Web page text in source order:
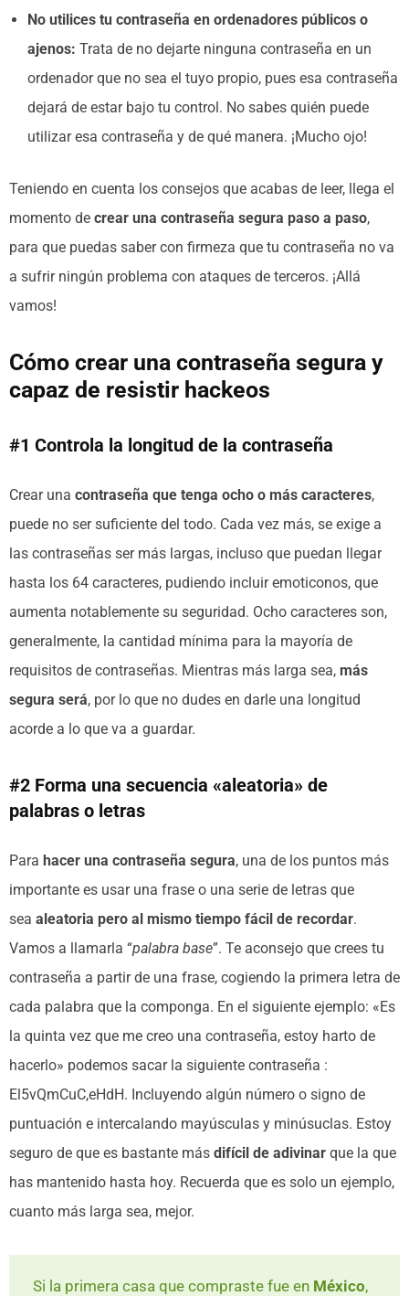
No utilices tu contraseña en ordenadores públicos o
ajenos: Trata de no dejarte ninguna contraseña en un
ordenador que no sea el tuyo propio, pues esa contraseña
dejará de estar bajo tu control. No sabes quién puede
utilizar esa contraseña y de qué manera. ¡Mucho ojo!
Teniendo en cuenta los consejos que acabas de leer, llega el
momento de crear una contraseña segura paso a paso,
para que puedas saber con firmeza que tu contraseña no va
a sufrir ningún problema con ataques de terceros. ¡Allá
vamos!
Cómo crear una contraseña segura y
capaz de resistir hackeos
#1 Controla la longitud de la contraseña
Crear una contraseña que tenga ocho o más caracteres,
puede no ser suficiente del todo. Cada vez más, se exige a
las contraseñas ser más largas, incluso que puedan llegar
hasta los 64 caracteres, pudiendo incluir emoticonos, que
aumenta notablemente su seguridad. Ocho caracteres son,
generalmente, la cantidad mínima para la mayoría de
requisitos de contraseñas. Mientras más larga sea, más
segura será, por lo que no dudes en darle una longitud
acorde a lo que va a guardar.
#2 Forma una secuencia «aleatoria» de
palabras o letras
Para hacer una contraseña segura, una de los puntos más
importante es usar una frase o una serie de letras que
sea aleatoria pero al mismo tiempo fácil de recordar.
Vamos a llamarla “palabra base”. Te aconsejo que crees tu
contraseña a partir de una frase, cogiendo la primera letra de
cada palabra que la componga. En el siguiente ejemplo: «Es
la quinta vez que me creo una contraseña, estoy harto de
hacerlo» podemos sacar la siguiente contraseña :
El5vQmCuC,eHdH. Incluyendo algún número o signo de
puntuación e intercalando mayúsculas y minúsuclas. Estoy
seguro de que es bastante más difícil de adivinar que la que
has mantenido hasta hoy. Recuerda que es solo un ejemplo,
cuanto más larga sea, mejor.
Si la primera casa que compraste fue en México,